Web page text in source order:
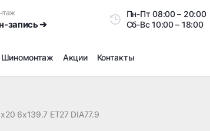
запись ➔
Пн-Пт08:00 –
Сб-Вс10:00 – 18:00
Шиномонтаж Акции Контакты
6x139.7 ET27 DIA77.9